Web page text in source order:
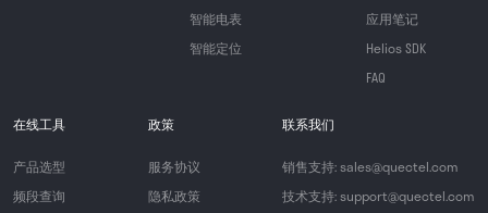
智能电表
智能定位
应用笔记
Helios SDK
FAQ
在线工具
产品选型
频段查询
政策
服务协议
隐私政策
联系我们
销售支持: sales@quectel.com
技术支持: support@quectel.com